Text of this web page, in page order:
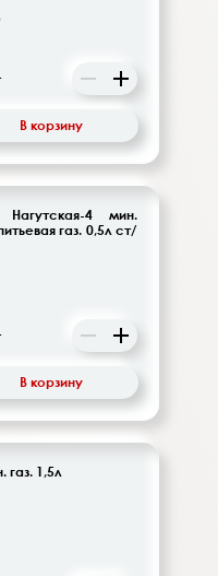
В корзину
4 мин.
газ. 0,5л ст/
В корзину
1,5л